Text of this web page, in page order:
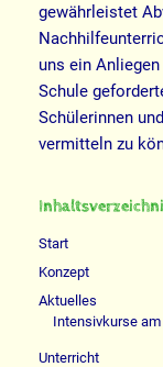
gewährleistet
uns ein
Schule
Schülerinnen
vermitteln zu
Start
Konzept
Aktuelles
Intensivkurse
Unterricht